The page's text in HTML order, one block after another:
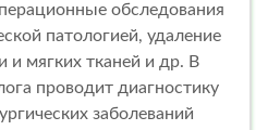
обследования
патологией, удаление
и мягких тканей и др. В
проводит диагностику
заболеваний